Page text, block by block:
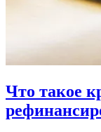
Что такое